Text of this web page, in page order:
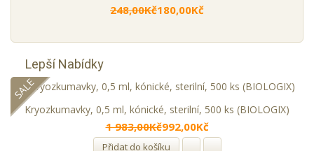
248,00Kč180,00Kč
Lepší Nabídky
SALE
Kryozkumavky, 0,5 ml, kónické, sterilní, 500 ks (BIOLOGIX)
1 983,00Kč992,00Kč
Přidat do košíku